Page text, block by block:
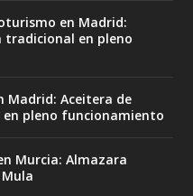
en Madrid:
tradicional en pleno
Madrid: Aceitera de
pleno funcionamiento
Murcia: Almazara